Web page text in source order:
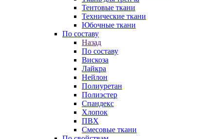
Тентовые ткани
Технические ткани
Юбочные ткани
По составу
Назад
По составу
Вискоза
Лайкра
Нейлон
Полиуретан
Полиэстер
Спандекс
Хлопок
ПВХ
Смесовые ткани